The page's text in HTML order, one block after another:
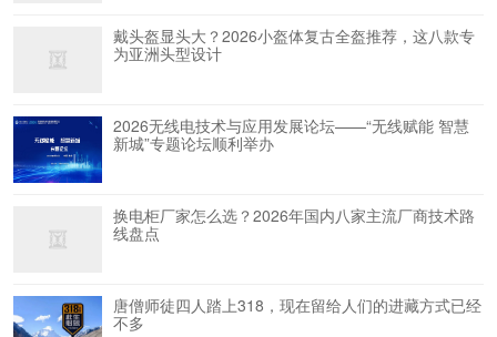
戴头盔显头大？2026小盔体复古全盔推荐，这八款专
为亚洲头型设计
2026无线电技术与应用发展论坛——“无线赋能 智慧
新城”专题论坛顺利举办
换电柜厂家怎么选？2026年国内八家主流厂商技术路
线盘点
唐僧师徒四人踏上318，现在留给人们的进藏方式已经
不多